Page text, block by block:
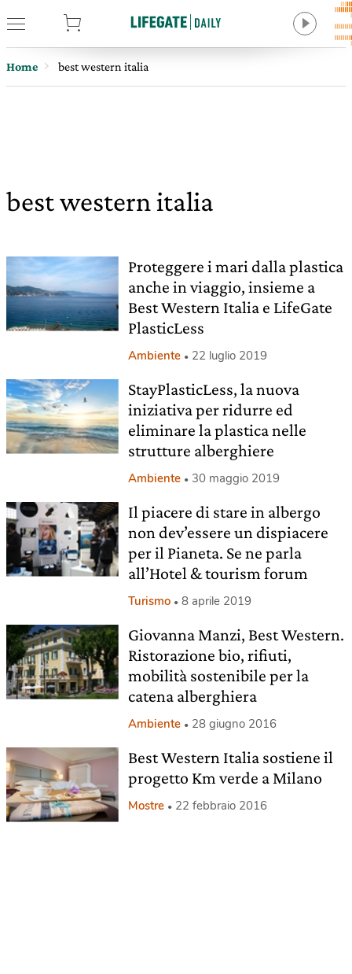
Home best western italia
best western italia
Proteggere i mari dalla plastica
anche in viaggio, insieme a
Best Western Italia e LifeGate
PlasticLess
Ambiente 22 luglio 2019
StayPlasticLess, la nuova
iniziativa per ridurre ed
eliminare la plastica nelle
strutture alberghiere
Ambiente 30 maggio 2019
Il piacere di stare in albergo
non dev’essere un dispiacere
per il Pianeta. Se ne parla
all’Hotel & tourism forum
Turismo 8 aprile 2019
Giovanna Manzi, Best Western.
Ristorazione bio, rifiuti,
mobilità sostenibile per la
catena alberghiera
Ambiente 28 giugno 2016
Best Western Italia sostiene il
progetto Km verde a Milano
Mostre 22 febbraio 2016